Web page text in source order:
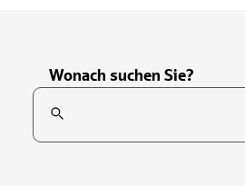
Wonach suchen Sie?
Suchfeld